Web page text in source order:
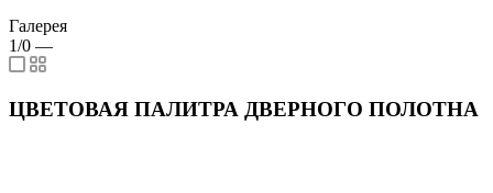
Галерея
1/0 —
ЦВЕТОВАЯ ПАЛИТРА ДВЕРНОГО ПОЛОТНА